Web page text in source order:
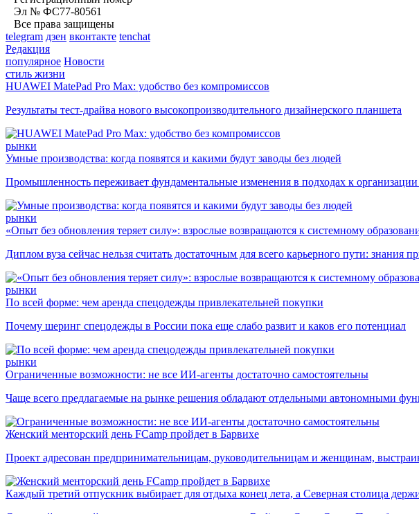
Эл № ФС77-80561
Все права защищены
telegram дзен вконтакте tenchat
Редакция
популярное Новости
стиль жизни
HUAWEI MatePad Pro Max: удобство без компромиссов
Результаты тест-драйва нового высокопроизводительного дизайнерского планшета
рынки
Умные производства: когда появятся и какими будут заводы без людей
Промышленность переживает фундаментальные изменения в подходах к организации
рынки
«Опыт без обновления теряет силу»: взрослые возвращаются к системному
Диплом вуза сейчас нельзя считать достаточным для всего карьерного пути: знания
рынки
По всей форме: чем аренда спецодежды привлекательней покупки
Почему шеринг спецодежды в России пока еще слабо развит и каков его потенциал
рынки
Ограниченные возможности: не все ИИ-агенты достаточно самостоятельны
Чаще всего предлагаемые на рынке решения обладают отдельными автономными
Женский менторский день FCamp пройдет в Барвихе
Проект адресован предпринимательницам, руководительницам и женщинам,
Каждый третий отпускник выбирает для отдыха конец лета, а Северная столица